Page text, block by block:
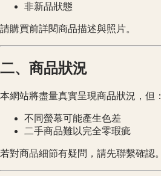
非新品狀態
請購買前詳閱商品描述與照片。
二、商品狀況
本網站將盡量真實呈現商品狀況，但：
不同螢幕可能產生色差
二手商品難以完全零瑕疵
若對商品細節有疑問，請先聯繫確認。